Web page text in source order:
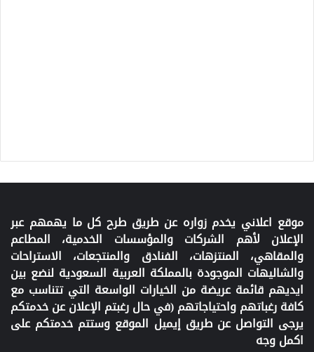
موقع اعلاني يخدم زواره عن طريق طرح كل ما يهمهم عبر
الإعلان لأهم الشركات والمؤسسات الخدمية، المطاعم
والمقاهي، المنتزهات، الفنادق والمنتجعات، الاستراحات
والشاليهات الموجودة بالمملكة العربية السعودية لنضع بين
ايديهم قائمة عريضة من الخيارات الواسعة التي تتناسب مع
كافة رغباتهم واحتياجاتهم (في حال رغبتم الإعلان عن خدمتكم
يرجى التواصل عن طريق إيميل الموقع وستتم خدمتكم على
اكمل وجه